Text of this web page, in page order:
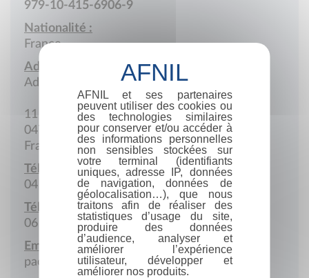
979-10-415-6906-9
Nationalité :
France
Adresse :
Adresse postale
11 Rue Paul-Féraud
04700 Oraison
France
Téléphone :
04 86 56 67 13
Téléphone portable :
06 12 55 16 54
Email :
paoletti@modulonet.fr
AFNIL et ses partenaires
peuvent utiliser des cookies ou
des technologies similaires
pour conserver et/ou accéder à
des informations personnelles
non sensibles stockées sur
votre terminal (identifiants
uniques, adresse IP, données
de navigation, données de
géolocalisation…), que nous
traitons afin de réaliser des
statistiques d’usage du site,
produire des données
d’audience, analyser et
améliorer l’expérience
utilisateur, développer et
améliorer nos produits.